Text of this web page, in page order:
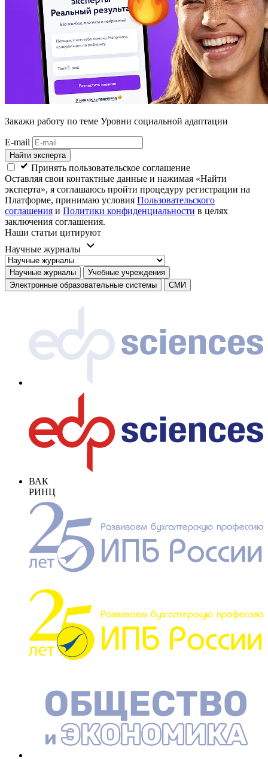
Закажи работу по теме Уровни социальной адаптации
E-mail
Найти эксперта
Принять пользовательское соглашение
Оставляя свои контактные данные и нажимая «Найти
эксперта», я соглашаюсь пройти процедуру регистрации на
Платформе, принимаю условия Пользовательского
соглашения и Политики конфиденциальности в целях
заключения соглашения.
Наши статьи цитируют
Научные журналы
Научные журналы
Учебные учреждения
Электронные образовательные системы
СМИ
ВАК
РИНЦ